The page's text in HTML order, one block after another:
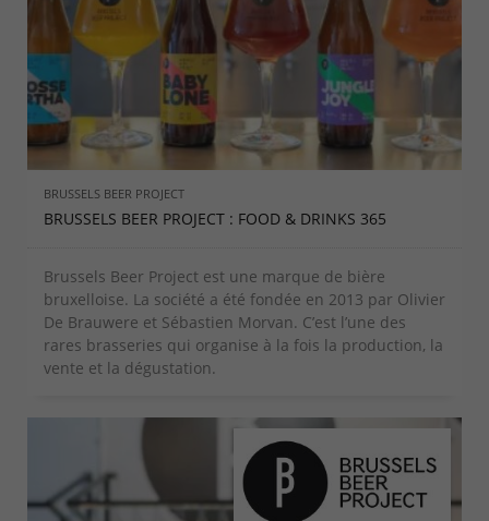
BRUSSELS BEER PROJECT
BRUSSELS BEER PROJECT : FOOD & DRINKS 365
Brussels Beer Project est une marque de bière
bruxelloise. La société a été fondée en 2013 par Olivier
De Brauwere et Sébastien Morvan. C’est l’une des
rares brasseries qui organise à la fois la production, la
vente et la dégustation.